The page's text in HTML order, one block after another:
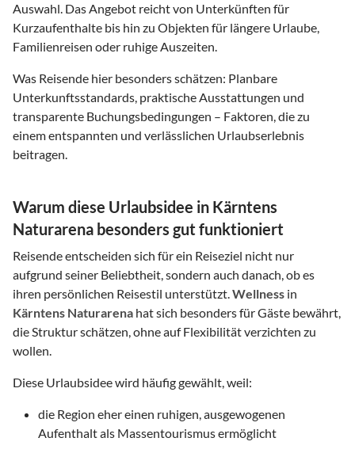
Auswahl. Das Angebot reicht von Unterkünften für
Kurzaufenthalte bis hin zu Objekten für längere Urlaube,
Familienreisen oder ruhige Auszeiten.
Was Reisende hier besonders schätzen: Planbare
Unterkunftsstandards, praktische Ausstattungen und
transparente Buchungsbedingungen – Faktoren, die zu
einem entspannten und verlässlichen Urlaubserlebnis
beitragen.
Warum diese Urlaubsidee in Kärntens
Naturarena besonders gut funktioniert
Reisende entscheiden sich für ein Reiseziel nicht nur
aufgrund seiner Beliebtheit, sondern auch danach, ob es
ihren persönlichen Reisestil unterstützt.Wellness in
Kärntens Naturarena hat sich besonders für Gäste bewährt,
die Struktur schätzen, ohne auf Flexibilität verzichten zu
wollen.
Diese Urlaubsidee wird häufig gewählt, weil:
die Region eher einen ruhigen, ausgewogenen
Aufenthalt als Massentourismus ermöglicht